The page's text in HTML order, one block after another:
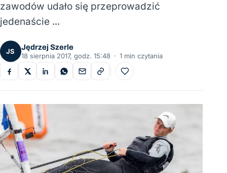
zawodów udało się przeprowadzić
jedenaście …
JS
Jędrzej Szerle
18 sierpnia 2017, godz. 15:48 · 1 min czytania
Do ulubionych